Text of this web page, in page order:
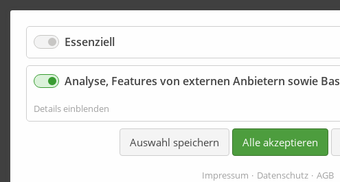
Essenziell
Analyse, Features von externen Anbietern sowie
Details einblenden
Analyse,
Features
externen
Auswahl speichern Alle akzeptieren
Impressum Datenschutz AGB
Marketing
Die Aussage "Wenn das